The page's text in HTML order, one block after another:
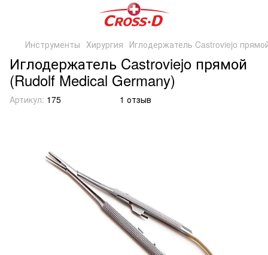
Инструменты Хирургия Иглодержатель Castroviejo
Иглодержатель Castroviejo прямой
(Rudolf Medical Germany)
Артикул: 175 1 отзыв